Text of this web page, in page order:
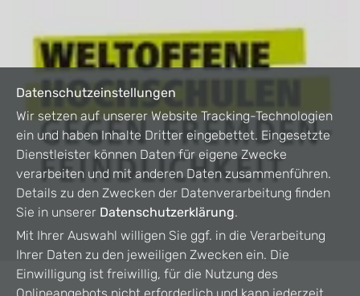
Datenschutzeinstellungen
Wir setzen auf unserer Website Tracking-Technologien
ein und haben Inhalte Dritter eingebettet. Eingesetzte
Dienstleister können Daten für eigene Zwecke
verarbeiten und mit anderen Daten zusammenführen.
Details zu den Zwecken der Datenverarbeitung finden
Sie in unserer Datenschutzerklärung.
Mit Ihrer Auswahl willigen Sie ggf. in die Verarbeitung
Ihrer Daten zu den jeweiligen Zwecken ein. Die
Einwilligung ist freiwillig, für die Nutzung des